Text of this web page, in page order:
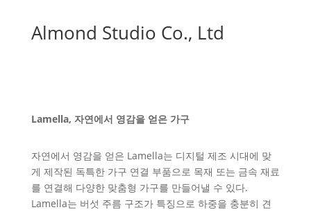
Almond Studio Co., Ltd
Lamella, 자연에서 영감을 얻은 가구
자연에서 영감을 얻은 Lamella는 디지털 제조 시대에 맞
게 제작된 독특한 가구 연결 부품으로 목재 또는 금속 재료
를 연결해 다양한 맞춤형 가구를 만들어낼 수 있다.
Lamella는 버섯 주름 구조가 특징으로 하중을 충분히 견